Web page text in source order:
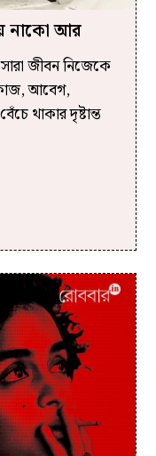
নাকো আর
জীবন নিজেকে
কাজ, আবেগ,
থাকার দৃষ্টান্ত